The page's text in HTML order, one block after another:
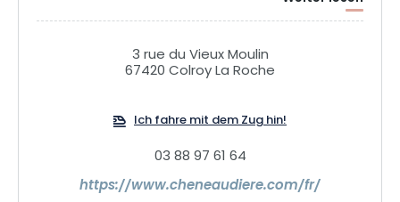
friedlichen Aufenthalt, der dem Geist der Relais Châteaux
Lassen Sie die Seele baumeln...
inmitten einer geschützten Natur, die auf Gelassenheit reimt:
Licht und Wärme, in der Sie neue Energie tanken können. Zu
Ihrem Glück stehen Ihnen 2500 m2 zur Verfügung, die dem
3 rue du Vieux Moulin
67420 Colroy La Roche
Ich fahre mit dem Zug hin!
03 88 97 61 64
https://www.cheneaudiere.com/fr/